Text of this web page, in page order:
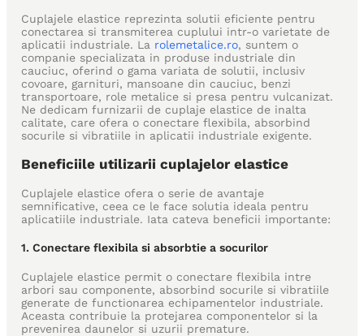
Cuplajele elastice reprezinta solutii eficiente pentru
conectarea si transmiterea cuplului intr-o varietate de
aplicatii industriale. La rolemetalice.ro, suntem o
companie specializata in produse industriale din
cauciuc, oferind o gama variata de solutii, inclusiv
covoare, garnituri, mansoane din cauciuc, benzi
transportoare, role metalice si presa pentru vulcanizat.
Ne dedicam furnizarii de cuplaje elastice de inalta
calitate, care ofera o conectare flexibila, absorbind
socurile si vibratiile in aplicatii industriale exigente.
Beneficiile utilizarii cuplajelor elastice
Cuplajele elastice ofera o serie de avantaje
semnificative, ceea ce le face solutia ideala pentru
aplicatiile industriale. Iata cateva beneficii importante:
1. Conectare flexibila si absorbtie a socurilor
Cuplajele elastice permit o conectare flexibila intre
arbori sau componente, absorbind socurile si vibratiile
generate de functionarea echipamentelor industriale.
Aceasta contribuie la protejarea componentelor si la
prevenirea daunelor si uzurii premature.